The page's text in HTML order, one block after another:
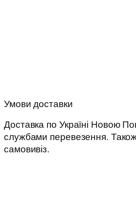
Умови доставки
Доставка по Україні Новою
службами перевезення.
самовивіз.